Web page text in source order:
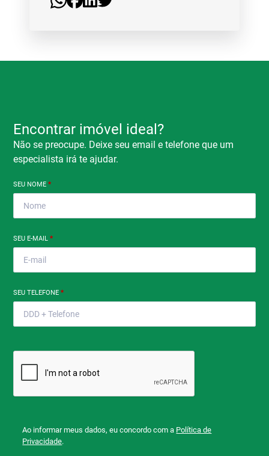
Encontrar imóvel ideal?
Não se preocupe. Deixe seu email e telefone que um
especialista irá te ajudar.
SEU NOME*
SEU E-MAIL*
SEU TELEFONE*
Ao informar meus dados, eu concordo com a Política de
Privacidade.